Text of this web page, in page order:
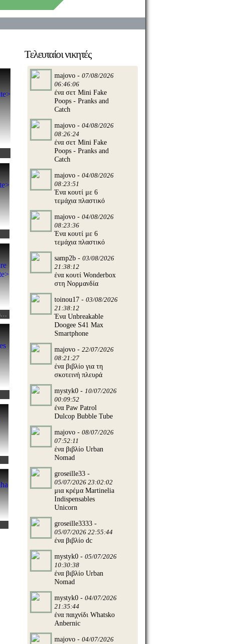
μια τροφοδοσία νυχοκόπτη Candure Dog for Dog Clippers and Nail Clippers να κερδίσει
Τελευταίοι νικητές
majovo - 07/08/2026
06:46:06
ένα σετ Mini Fake
Poops - Pranks and
Catch
majovo - 04/08/2026
08:26:24
ένα σετ Mini Fake
Poops - Pranks and
Catch
majovo - 04/08/2026
08:23:51
Ένα κουτί με 6
τεμάχια πλαστικό
majovo - 04/08/2026
08:23:36
Ένα κουτί με 6
τεμάχια πλαστικό
samp2b - 03/08/2026
21:38:12
ένα κουτί Wonderbox
στη Νορμανδία
toinou17 - 03/08/2026
21:38:12
Ένα Unbreakable
Doogee S41 Max
Smartphone
majovo - 22/07/2026
08:21:27
ένα βιβλίο για τη
σκοτεινή πλευρά
mystyk0 - 10/07/2026
00:09:52
ένα Paw Patrol
Dulcop Bubble Tube
majovo - 08/07/2026
07:52:11
ένα βιβλίο Urban
Nomad
groseille33 -
05/07/2026 23:02:02
μια κρέμα Martinelia
Indispensables
Unicorn
groseille3333 -
05/07/2026 22:55:44
ένα βιβλίο dc
mystyk0 - 05/07/2026
10:30:38
ένα βιβλίο Urban
Nomad
mystyk0 - 04/07/2026
21:35:44
ένα παιχνίδι Whatsko
Anbernic
majovo - 04/07/2026